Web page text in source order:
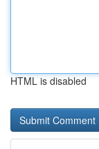
HTML is disabled